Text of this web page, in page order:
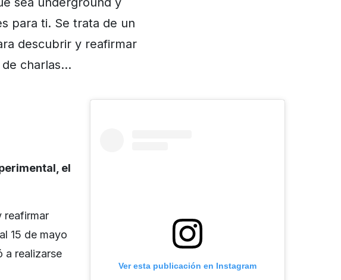
para ti. Se trata de un
descubrir y reafirmar
de charlas…
el
reafirmar
15 de mayo
a realizarse
Ver esta publicación en Instagram